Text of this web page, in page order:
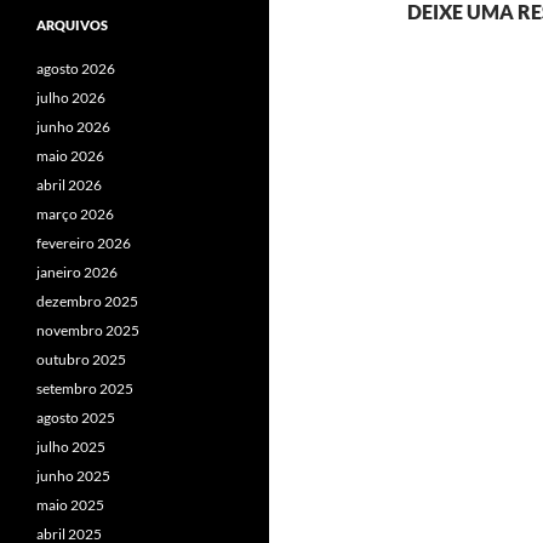
DEIXE UMA
ARQUIVOS
agosto 2026
julho 2026
junho 2026
maio 2026
abril 2026
março 2026
fevereiro 2026
janeiro 2026
dezembro 2025
novembro 2025
outubro 2025
setembro 2025
agosto 2025
julho 2025
junho 2025
maio 2025
abril 2025